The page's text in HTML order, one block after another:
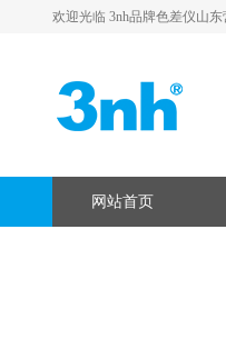
欢迎光临 3nh品牌色差仪山
网站首页